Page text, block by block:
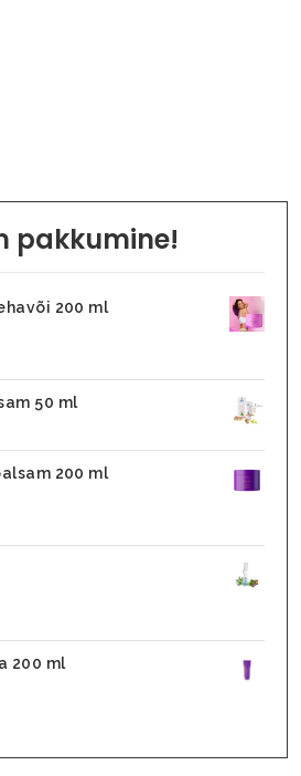
pakkumine!
200 ml
50 ml
200 ml
200 ml